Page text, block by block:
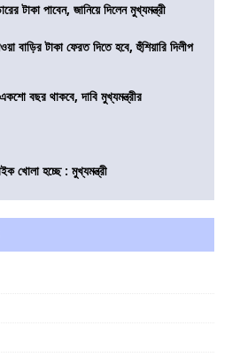
টাকা পাবেন, জানিয়ে দিলেন মুখ্যমন্ত্রী
বাড়ির টাকা ফেরত দিতে হবে, হুঁশিয়ারি দিলীপ
বছর থাকবে, দাবি মুখ্যমন্ত্রীর
খোলা হচ্ছে : মুখ্যমন্ত্রী